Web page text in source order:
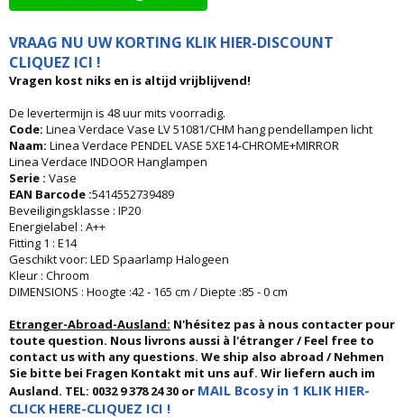
VRAAG NU UW KORTING KLIK HIER-DISCOUNT
CLIQUEZ ICI !
Vragen kost niks en is altijd vrijblijvend!
De levertermijn is 48 uur mits voorradig.
Code: Linea Verdace Vase LV 51081/CHM hang pendellampen licht
Naam: Linea Verdace PENDEL VASE 5XE14-CHROME+MIRROR
Linea Verdace INDOOR Hanglampen
Serie : Vase
EAN Barcode :5414552739489
Beveiligingsklasse : IP20
Energielabel : A++
Fitting 1 : E14
Geschikt voor: LED Spaarlamp Halogeen
Kleur : Chroom
DIMENSIONS : Hoogte :42 - 165 cm / Diepte :85 - 0 cm
Etranger-Abroad-Ausland: N'hésitez pas à nous contacter pour
toute question. Nous livrons aussi à l'étranger / Feel free to
contact us with any questions. We ship also abroad / Nehmen
Sie bitte bei Fragen Kontakt mit uns auf. Wir liefern auch im
Ausland. TEL: 0032 9 378 24 30 or MAIL Bcosy in 1 KLIK HIER-
CLICK HERE-CLIQUEZ ICI !